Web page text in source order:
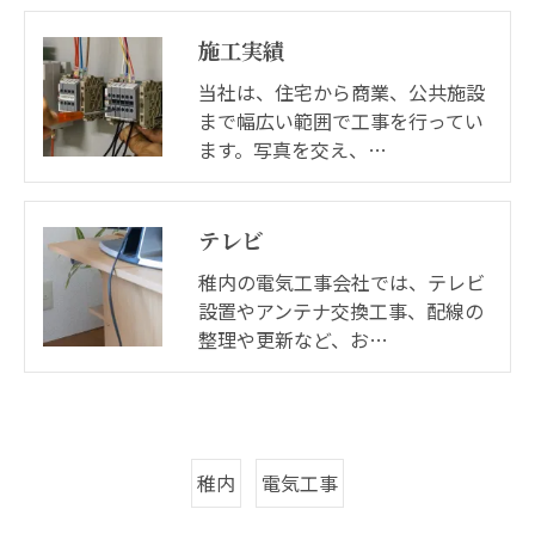
施工実績
当社は、住宅から商業、公共施設
まで幅広い範囲で工事を行ってい
ます。写真を交え、…
テレビ
稚内の電気工事会社では、テレビ
設置やアンテナ交換工事、配線の
整理や更新など、お…
稚内 電気工事